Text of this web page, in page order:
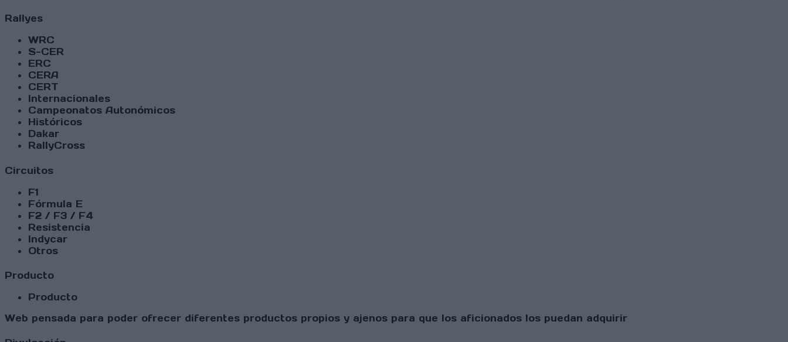
Rallyes
WRC
S-CER
ERC
CERA
CERT
Internacionales
Campeonatos Autonómicos
Históricos
Dakar
RallyCross
Circuitos
F1
Fórmula E
F2 / F3 / F4
Resistencia
Indycar
Otros
Producto
Producto
Web pensada para poder ofrecer diferentes productos propios y ajenos para que los aficionados los puedan adquirir